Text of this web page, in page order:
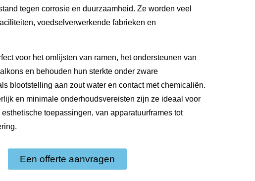
tegen corrosie en duurzaamheid. Ze worden veel
voedselverwerkende fabrieken en
voor het omlijsten van ramen, het ondersteunen van
en behouden hun sterkte onder zware
blootstelling aan zout water en contact met chemicaliën.
en minimale onderhoudsvereisten zijn ze ideaal voor
toepassingen, van apparatuurframes tot
Een offerte aanvragen